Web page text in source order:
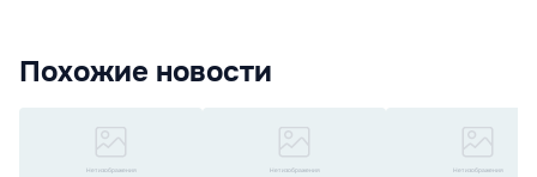
Похожие новости